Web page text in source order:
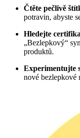
Čtěte pečlivě
potravin, abyste
Hledejte
„Bezlepkový“
produktů.
Experimentujte
nové bezlepkové